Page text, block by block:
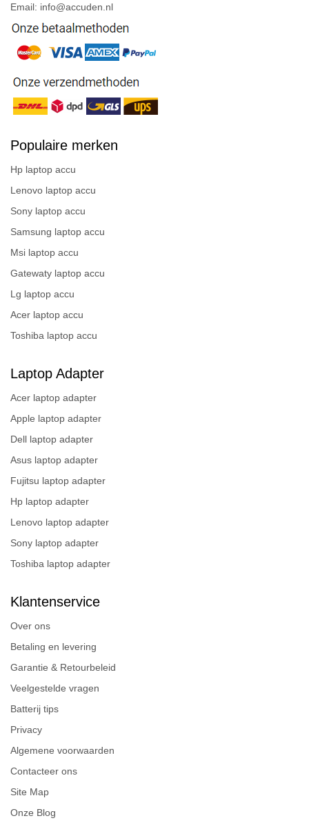
Email: info@accuden.nl
Populaire merken
Hp laptop accu
Lenovo laptop accu
Sony laptop accu
Samsung laptop accu
Msi laptop accu
Gatewaty laptop accu
Lg laptop accu
Acer laptop accu
Toshiba laptop accu
Laptop Adapter
Acer laptop adapter
Apple laptop adapter
Dell laptop adapter
Asus laptop adapter
Fujitsu laptop adapter
Hp laptop adapter
Lenovo laptop adapter
Sony laptop adapter
Toshiba laptop adapter
Klantenservice
Over ons
Betaling en levering
Garantie & Retourbeleid
Veelgestelde vragen
Batterij tips
Privacy
Algemene voorwaarden
Contacteer ons
Site Map
Onze Blog